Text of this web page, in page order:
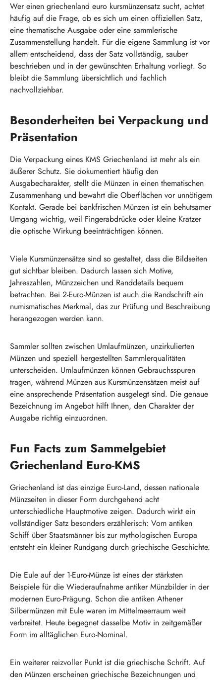
Wer einen griechenland euro kursmünzensatz sucht, achtet
häufig auf die Frage, ob es sich um einen offiziellen Satz,
eine thematische Ausgabe oder eine sammlerische
Zusammenstellung handelt. Für die eigene Sammlung ist vor
allem entscheidend, dass der Satz vollständig, sauber
beschrieben und in der gewünschten Erhaltung vorliegt. So
bleibt die Sammlung übersichtlich und fachlich
nachvollziehbar.
Besonderheiten bei Verpackung und
Präsentation
Die Verpackung eines KMS Griechenland ist mehr als ein
äußerer Schutz. Sie dokumentiert häufig den
Ausgabecharakter, stellt die Münzen in einen thematischen
Zusammenhang und bewahrt die Oberflächen vor unnötigem
Kontakt. Gerade bei bankfrischen Münzen ist ein behutsamer
Umgang wichtig, weil Fingerabdrücke oder kleine Kratzer
die optische Wirkung beeinträchtigen können.
Viele Kursmünzensätze sind so gestaltet, dass die Bildseiten
gut sichtbar bleiben. Dadurch lassen sich Motive,
Jahreszahlen, Münzzeichen und Randdetails bequem
betrachten. Bei 2-Euro-Münzen ist auch die Randschrift ein
numismatisches Merkmal, das zur Prüfung und Beschreibung
herangezogen werden kann.
Sammler sollten zwischen Umlaufmünzen, unzirkulierten
Münzen und speziell hergestellten Sammlerqualitäten
unterscheiden. Umlaufmünzen können Gebrauchsspuren
tragen, während Münzen aus Kursmünzensätzen meist auf
eine ansprechende Präsentation ausgelegt sind. Die genaue
Bezeichnung im Angebot hilft Ihnen, den Charakter der
Ausgabe richtig einzuordnen.
Fun Facts zum Sammelgebiet
Griechenland Euro-KMS
Griechenland ist das einzige Euro-Land, dessen nationale
Münzseiten in dieser Form durchgehend acht
unterschiedliche Hauptmotive zeigen. Dadurch wirkt ein
vollständiger Satz besonders erzählerisch: Vom antiken
Schiff über Staatsmänner bis zur mythologischen Europa
entsteht ein kleiner Rundgang durch griechische Geschichte.
Die Eule auf der 1-Euro-Münze ist eines der stärksten
Beispiele für die Wiederaufnahme antiker Münzbilder in der
modernen Euro-Prägung. Schon die antiken Athener
Silbermünzen mit Eule waren im Mittelmeerraum weit
verbreitet. Heute begegnet dasselbe Motiv in zeitgemäßer
Form im alltäglichen Euro-Nominal.
Ein weiterer reizvoller Punkt ist die griechische Schrift. Auf
den Münzen erscheinen griechische Bezeichnungen und